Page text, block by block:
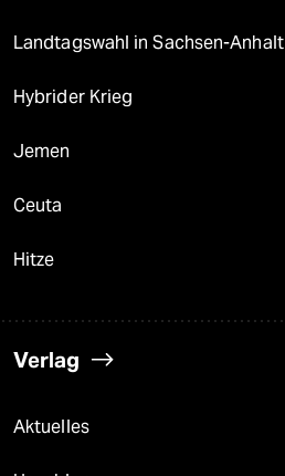
Landtagswahl in Sachsen-Anhalt
Hybrider Krieg
Jemen
Ceuta
Hitze
Verlag
Aktuelles